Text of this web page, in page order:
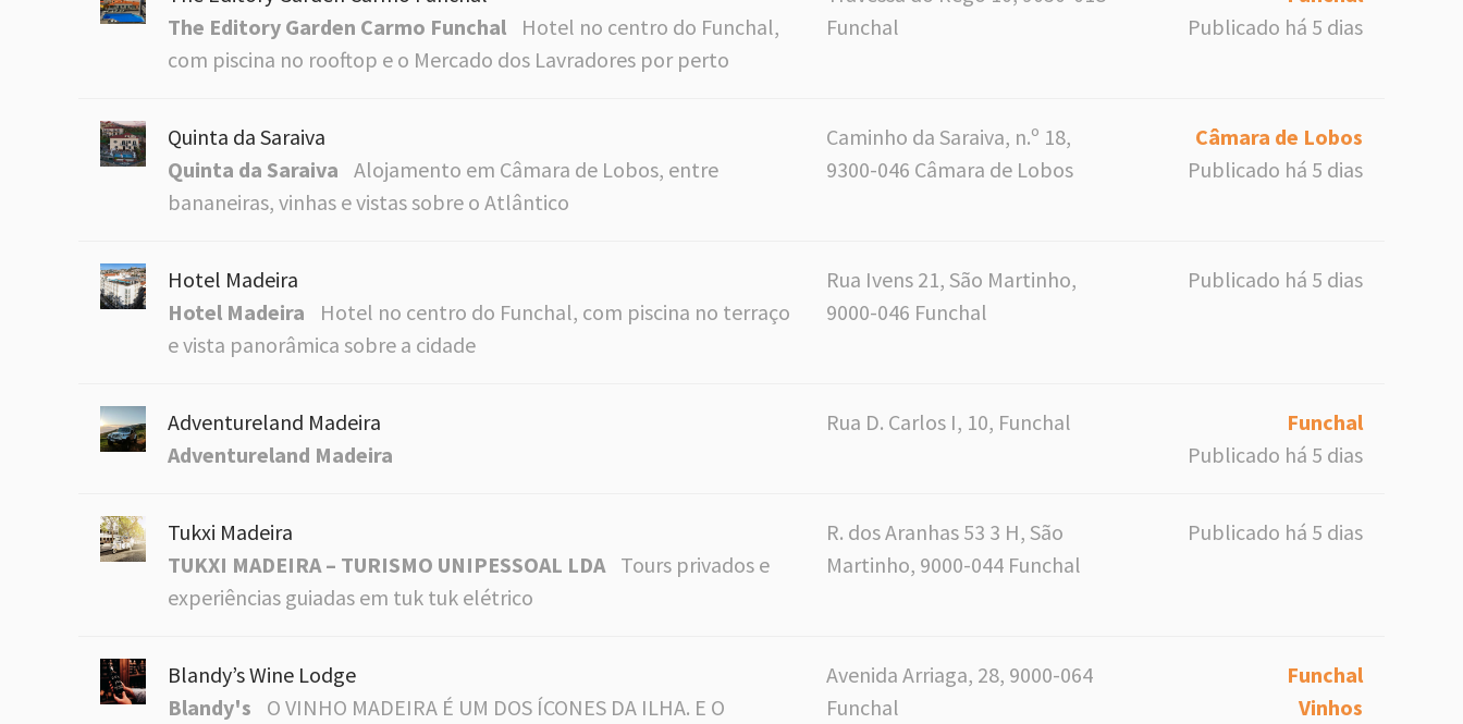
The Editory Garden Carmo Funchal
Hotel no centro do Funchal,
com piscina no rooftop e o Mercado dos Lavradores por perto
Funchal
Publicado há 5 dias
Quinta da Saraiva
Quinta da Saraiva Alojamento em Câmara de Lobos, entre
bananeiras, vinhas e vistas sobre o Atlântico
Caminho da Saraiva, n.º 18,
9300-046 Câmara de Lobos
Câmara de Lobos
Publicado há 5 dias
Hotel Madeira
Hotel Madeira
Hotel no centro do Funchal, com piscina no terraço
e vista panorâmica sobre a cidade
Rua Ivens 21, São Martinho,
9000-046 Funchal
Publicado há 5 dias
Adventureland Madeira
Adventureland Madeira
Rua D. Carlos I, 10, Funchal
Funchal
Publicado há 5 dias
Tukxi Madeira
TUKXI MADEIRA – TURISMO UNIPESSOAL LDA Tours privados e
experiências guiadas em tuk tuk elétrico
R. dos Aranhas 53 3 H, São
Martinho, 9000-044 Funchal
Publicado há 5 dias
Blandy’s Wine Lodge
Blandy's
O VINHO MADEIRA É UM DOS ÍCONES DA ILHA. E O
Avenida Arriaga, 28, 9000-064
Funchal
Funchal
Vinhos